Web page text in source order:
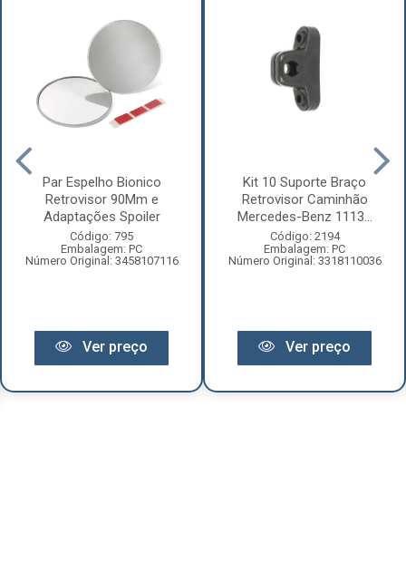
Par Espelho Bionico
Retrovisor 90Mm e
Adaptações Spoiler
Código: 795
Embalagem: PC
Número Original: 3458107116
Ver preço
Kit 10 Suporte Braço
Retrovisor Caminhão
Mercedes-Benz 1113...
Código: 2194
Embalagem: PC
Número Original: 3318110036
Ver preço